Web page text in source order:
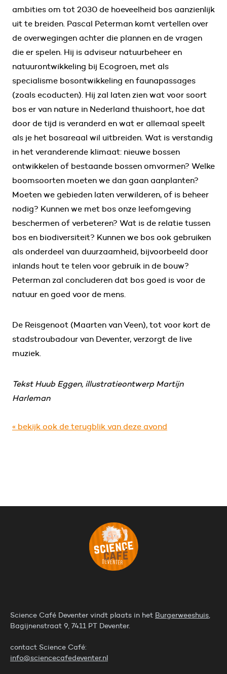
ambities om tot 2030 de hoeveelheid bos aanzienlijk
uit te breiden. Pascal Peterman komt vertellen over
de overwegingen achter die plannen en de vragen
die er spelen. Hij is adviseur natuurbeheer en
natuurontwikkeling bij Ecogroen, met als
specialisme bosontwikkeling en faunapassages
(zoals ecoducten). Hij zal laten zien wat voor soort
bos er van nature in Nederland thuishoort, hoe dat
door de tijd is veranderd en wat er allemaal speelt
als je het bosareaal wil uitbreiden. Wat is verstandig
in het veranderende klimaat: nieuwe bossen
ontwikkelen of bestaande bossen omvormen? Welke
boomsoorten moeten we dan gaan aanplanten?
Moeten we gebieden laten verwilderen, of is beheer
nodig? Kunnen we met bos onze leefomgeving
beschermen of verbeteren? Wat is de relatie tussen
bos en biodiversiteit? Kunnen we bos ook gebruiken
als onderdeel van duurzaamheid, bijvoorbeeld door
inlands hout te telen voor gebruik in de bouw?
Peterman zal concluderen dat bos goed is voor de
natuur en goed voor de mens.
De Reisgenoot (Maarten van Veen), tot voor kort de
stadstroubadour van Deventer, verzorgt de live
muziek.
Tekst Huub Eggen, illustratieontwerp Martijn
Harleman
« bekijk ook de terugblik van deze avond
Science Café Deventer vindt plaats in het Burgerweeshuis
Bagijnenstraat 9, 7411 PT Deventer.
contact Science Café:
info@sciencecafedeventer.nl